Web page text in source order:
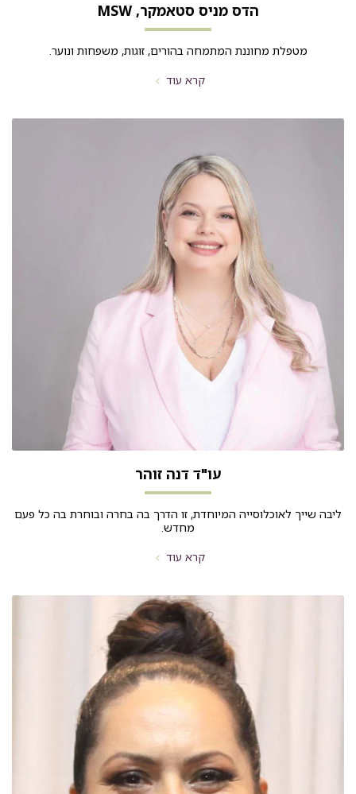
הדס מניס סטאמקר, MSW
מטפלת מחוננת המתמחה בהורים, זוגות, משפחות ונוער.
קרא עוד
עו"ד דנה זוהר
ליבה שייך לאוכלוסייה המיוחדת, זו הדרך בה בחרה ובוחרת בה כל פעם
מחדש.
קרא עוד